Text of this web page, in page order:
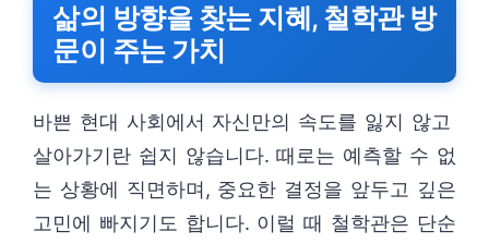
삶의 방향을 찾는 지혜, 철학관 방
문이 주는 가치
바쁜 현대 사회에서 자신만의 속도를 잃지 않고
살아가기란 쉽지 않습니다. 때로는 예측할 수 없
는 상황에 직면하며, 중요한 결정을 앞두고 깊은
고민에 빠지기도 합니다. 이럴 때 철학관은 단순